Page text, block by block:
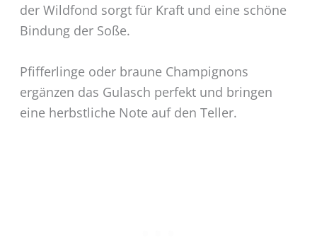
der Wildfond sorgt für Kraft und eine schöne
Bindung der Soße.
Pfifferlinge oder braune Champignons
ergänzen das Gulasch perfekt und bringen
eine herbstliche Note auf den Teller.